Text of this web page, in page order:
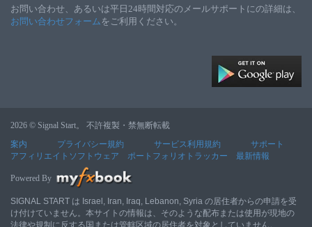
お問い合わせ、あるいは平日24時間対応のメールサポートにの詳細は、
お問い合わせフォームをご利用ください。
2026 © Signal Start。 不許複製・禁無断転載
案内
プライバシー規約 サービス利用規約
サポート
アフィリエイトソフトウェア
ポートフォリオトラッカー 最新情報
Powered By
SIGNAL START は Israel, Iran, Iraq, Lebanon, Syria の居住者からの申請を受
け付けていません。本サイトの情報は、そのような配布または使用が現地の